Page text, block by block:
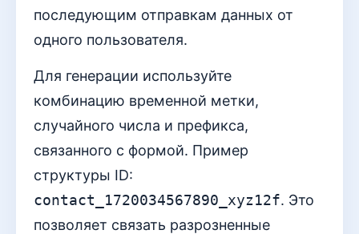
последующим отправкам данных от
одного пользователя.
Для генерации используйте
комбинацию временной метки,
случайного числа и префикса,
связанного с формой. Пример
структуры ID:
contact_1720034567890_xyz12f. Это
позволяет связать разрозненные